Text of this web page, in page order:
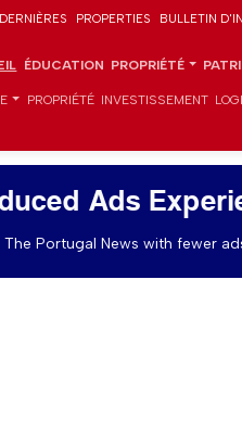
DERNIÈRES PROPERTIES BULLETIN
ÉDUCATION PROPRIÉTÉ
PROPRIÉTÉ INVESTISSEMENT
Ads
The Portugal News with fewer